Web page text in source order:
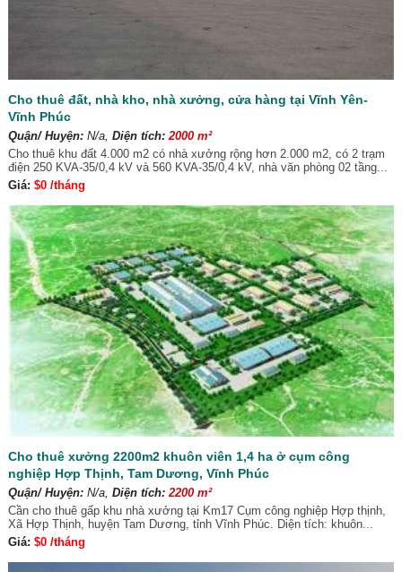
Cho thuê đất, nhà kho, nhà xưởng, cửa hàng tại Vĩnh Yên-
Vĩnh Phúc
Quận/ Huyện:N/a, Diện tích: 2000 m²
Cho thuê khu đất 4.000 m2 có nhà xưởng rộng hơn 2.000 m2, có 2 trạm
điện 250 KVA-35/0,4 kV và 560 KVA-35/0,4 kV, nhà văn phòng 02 tầng...
Giá: $0 /tháng
Cho thuê xưởng 2200m2 khuôn viên 1,4 ha ở cụm công
nghiệp Hợp Thịnh, Tam Dương, Vĩnh Phúc
Quận/ Huyện:N/a, Diện tích: 2200 m²
Cần cho thuê gấp khu nhà xưởng tại Km17 Cụm công nghiệp Hợp thịnh,
Xã Hợp Thịnh, huyện Tam Dương, tỉnh Vĩnh Phúc. Diện tích: khuôn...
Giá: $0 /tháng